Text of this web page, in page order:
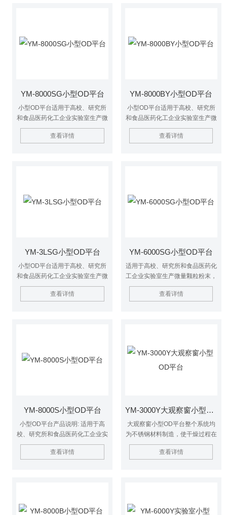
YM-8000SG小型OD平台
小型OD平台适用于高校、研究所
和食品医药化工企业实验室生产微
量颗粒粉末，对所有溶液如乳浊
液、悬浮液具有广泛适用性, 适用
查看详情
YM-8000BY小型OD平台
小型OD平台适用于高校、研究所
和食品医药化工企业实验室生产微
量颗粒粉末，对所有溶液如乳浊
液、悬浮液具有广泛适用性, 适用
变。
查看详情
YM-3LSG小型OD平台
小型OD平台适用于高校、研究所
和食品医药化工企业实验室生产微
量颗粒粉末，对所有溶液如乳浊
液、悬浮液具有广泛适用性, 适用
查看详情
YM-6000SG小型OD平台
适用于高校、研究所和食品医药化
工企业实验室生产微量颗粒粉末，
对所有溶液如乳浊液、悬浮液具有
广泛适用性, 适用于对热敏感性物
查看详情
YM-8000S小型OD平台
小型OD平台产品说明: 适用于高
校、研究所和食品医药化工企业实
验室生产微量颗粒粉末，对所有溶
液如乳浊液、悬浮液具有广泛适用
些活性材料在干燥后仍维持其活性
查看详情
YM-3000Y大观察窗小型OD平台
大观察窗小型OD平台整个系统均
为不锈钢材料制造，使干燥过程在
无污染的环境下进行，内置进口全
无油空压机，喷粉的颗径呈正态分
查看详情